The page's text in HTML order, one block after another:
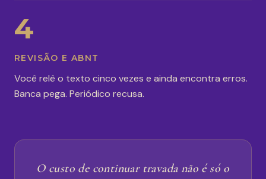
4
REVISÃO E ABNT
Você relê o texto cinco vezes e ainda encontra erros.
Banca pega. Periódico recusa.
O custo de continuar travada não é só o